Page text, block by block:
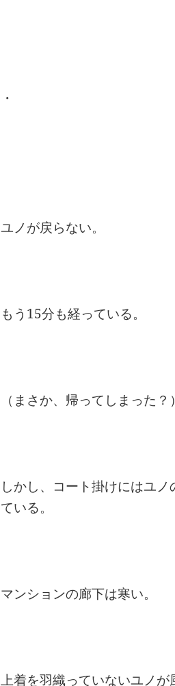
・
ユノが戻らない。
もう15分も経っている。
​（まさか、帰ってしまった？）
しかし、コート掛けにはユ
ている。
マンションの廊下は寒い。
上着を羽織っていないユノが